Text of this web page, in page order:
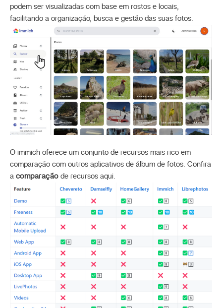
podem ser visualizadas com base em rostos e locais,
facilitando a organização, busca e gestão das suas fotos.
O immich oferece um conjunto de recursos mais rico em
comparação com outros aplicativos de álbum de fotos. Confira
a comparaçãode recursos aqui.